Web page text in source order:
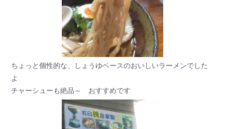
ちょっと個性的な、しょうゆベースのおいしいラーメンでした
よ
チャーシューも絶品～ おすすめです